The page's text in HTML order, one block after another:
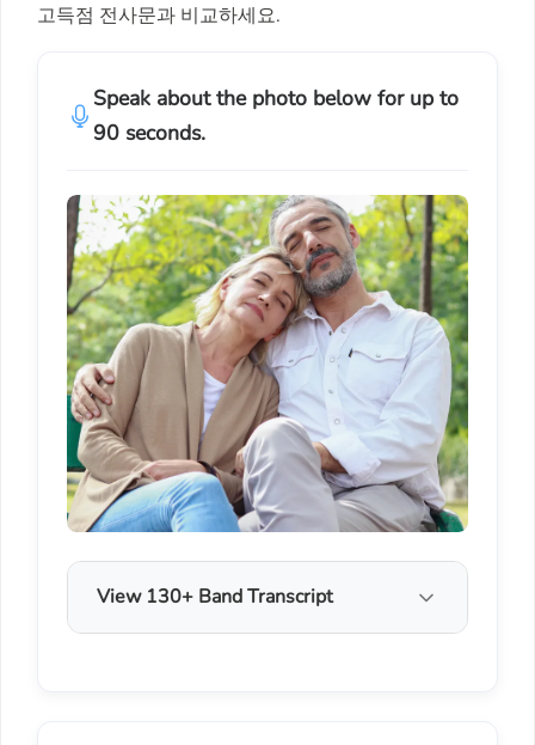
고득점 전사문과 비교하세요.
Speak about the photo below for up to
90 seconds.
View 130+ Band Transcript